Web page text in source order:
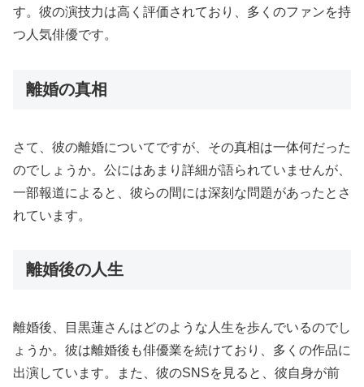
す。彼の演技力は高く評価されており、多くのファンを持
つ人気俳優です。
離婚の真相
さて、彼の離婚についてですが、その真相は一体何だった
のでしょうか。公にはあまり詳細が語られていませんが、
一部報道によると、彼らの間には深刻な問題があったとさ
れています。
離婚後の人生
離婚後、目黒蓮さんはどのような人生を歩んでいるのでし
ょうか。彼は離婚後も俳優業を続けており、多くの作品に
出演しています。また、彼のSNSを見ると、彼自身が前